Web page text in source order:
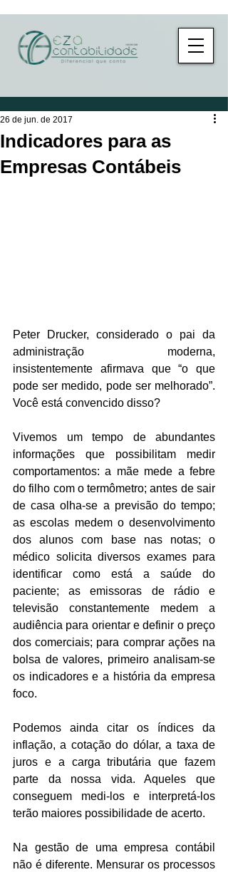
Indicadores para as
Empresas Contábeis
26 de jun. de 2017
Peter Drucker, considerado o pai da
administração moderna,
insistentemente afirmava que “o que
pode ser medido, pode ser melhorado”.
Você está convencido disso?
Vivemos um tempo de abundantes
informações que possibilitam medir
comportamentos: a mãe mede a febre
do filho com o termômetro; antes de sair
de casa olha-se a previsão do tempo;
as escolas medem o desenvolvimento
dos alunos com base nas notas; o
médico solicita diversos exames para
identificar como está a saúde do
paciente; as emissoras de rádio e
televisão constantemente medem a
audiência para orientar e definir o preço
dos comerciais; para comprar ações na
bolsa de valores, primeiro analisam-se
os indicadores e a história da empresa
foco.
Podemos ainda citar os índices da
inflação, a cotação do dólar, a taxa de
juros e a carga tributária que fazem
parte da nossa vida. Aqueles que
conseguem medi-los e interpretá-los
terão maiores possibilidade de acerto.
Na gestão de uma empresa contábil
não é diferente. Mensurar os processos